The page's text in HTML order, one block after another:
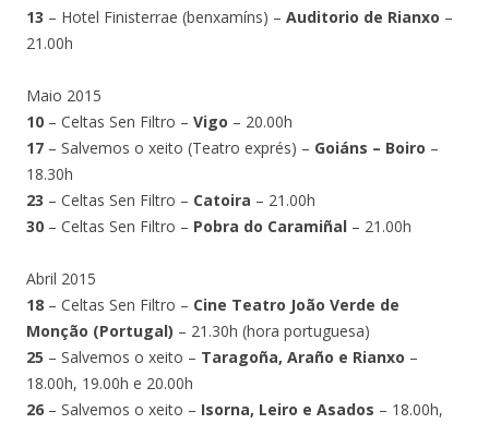
13 – Hotel Finisterrae (benxamíns) – Auditorio de Rianxo –
21.00h
Maio 2015
10 – Celtas Sen Filtro – Vigo – 20.00h
17 – Salvemos o xeito (Teatro exprés) – Goiáns – Boiro –
18.30h
23 – Celtas Sen Filtro – Catoira – 21.00h
30 – Celtas Sen Filtro – Pobra do Caramiñal – 21.00h
Abril 2015
18 – Celtas Sen Filtro – Cine Teatro João Verde de
Monção (Portugal) – 21.30h (hora portuguesa)
25 – Salvemos o xeito – Taragoña, Araño e Rianxo –
18.00h, 19.00h e 20.00h
26 – Salvemos o xeito – Isorna, Leiro e Asados – 18.00h,